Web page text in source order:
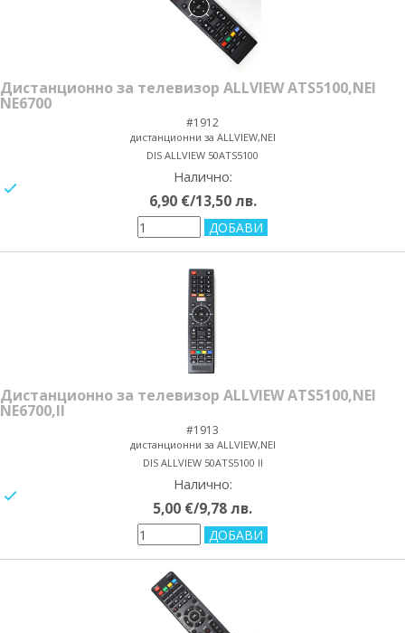
Дистанционно за телевизор ALLVIEW ATS5100,NEI
NE6700
#1912
дистанционни за ALLVIEW,NEI
DIS ALLVIEW 50ATS5100
Налично:
6,90 €/13,50 лв.
Дистанционно за телевизор ALLVIEW ATS5100,NEI
NE6700,II
#1913
дистанционни за ALLVIEW,NEI
DIS ALLVIEW 50ATS5100 II
Налично:
5,00 €/9,78 лв.